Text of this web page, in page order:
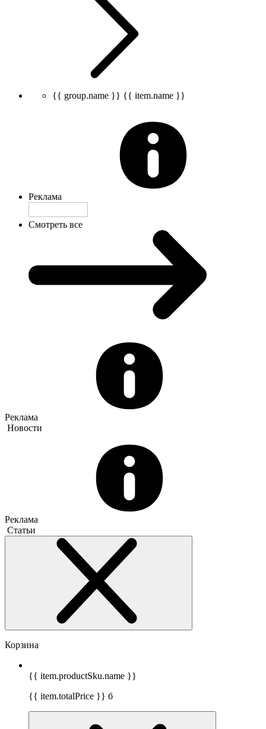
{{ group.name }} {{ item.name }}
Реклама
Смотреть все
Реклама
Новости
Реклама
Статьи
Корзина
{{ item.productSku.name }}
{{ item.totalPrice }} б